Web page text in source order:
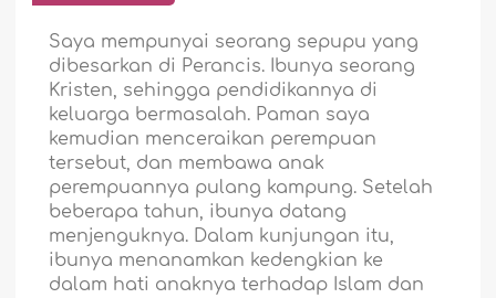
Saya mempunyai seorang sepupu yang
dibesarkan di Perancis. Ibunya seorang
Kristen, sehingga pendidikannya di
keluarga bermasalah. Paman saya
kemudian menceraikan perempuan
tersebut, dan membawa anak
perempuannya pulang kampung. Setelah
beberapa tahun, ibunya datang
menjenguknya. Dalam kunjungan itu,
ibunya menanamkan kedengkian ke
dalam hati anaknya terhadap Islam dan